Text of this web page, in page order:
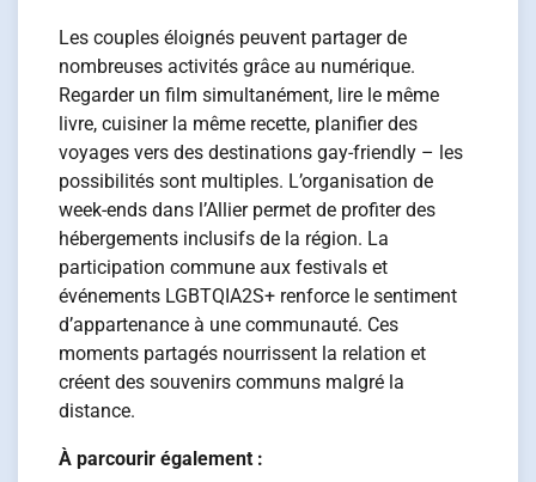
Les couples éloignés peuvent partager de
nombreuses activités grâce au numérique.
Regarder un film simultanément, lire le même
livre, cuisiner la même recette, planifier des
voyages vers des destinations gay-friendly – les
possibilités sont multiples. L’organisation de
week-ends dans l’Allier permet de profiter des
hébergements inclusifs de la région. La
participation commune aux festivals et
événements LGBTQIA2S+ renforce le sentiment
d’appartenance à une communauté. Ces
moments partagés nourrissent la relation et
créent des souvenirs communs malgré la
distance.
À parcourir également :